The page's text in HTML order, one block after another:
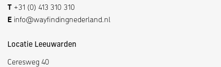
T +31 (0) 413 310 310
E info@wayfindingnederland.nl
Locatie Leeuwarden
Ceresweg 40